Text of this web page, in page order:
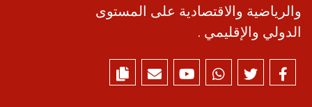
والرياضية والاقتصادية على المستوى
الدولي والإقليمي .